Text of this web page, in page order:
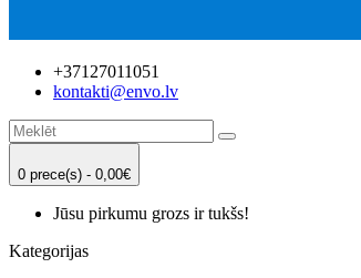
+37127011051
kontakti@envo.lv
0 prece(s) - 0,00€
Jūsu pirkumu grozs ir tukšs!
Kategorijas